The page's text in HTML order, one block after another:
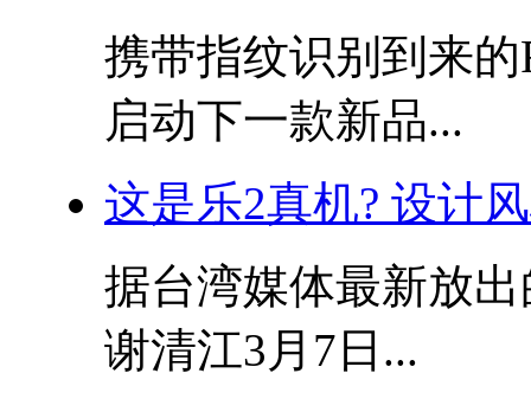
携带指纹识别到来的
启动下一款新品...
这是乐2真机? 设计
据台湾媒体最新放
谢清江3月7日...